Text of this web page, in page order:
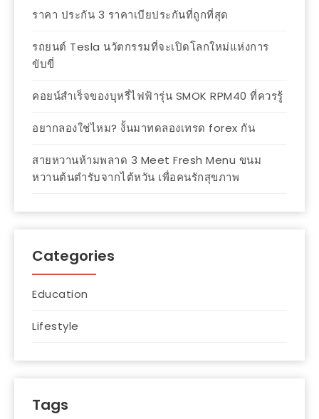
ราคา ประกัน 3 ราคาเบียประกันที่ถูกที่สุด
รถยนต์ Tesla นวัตกรรมที่จะเปิดโลกใหม่แห่งการ
ขับขี่
คอยน์สำเร็จของบุหรี่ไฟฟ้ารุ่น SMOK RPM40 ที่ควรรู้
อยากลองใช่ไหม? งั้นมาทดลองเทรด forex กัน
สายหวานห้ามพลาด 3 Meet Fresh Menu ขนม
หวานต้นตำรับจากไต้หวัน เพื่อคนรักสุขภาพ
Categories
Education
Lifestyle
Tags